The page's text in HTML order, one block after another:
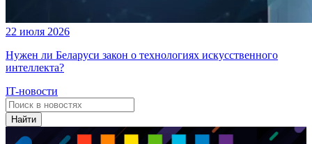
22 июля 2026
Нужен ли Беларуси закон о технологиях искусственного
интеллекта?
IT-новости
Найти